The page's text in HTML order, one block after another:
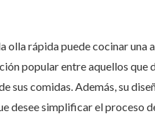
olla rápida puede cocinar una
popular entre aquellos que
sus comidas. Además, su
desee simplificar el proceso